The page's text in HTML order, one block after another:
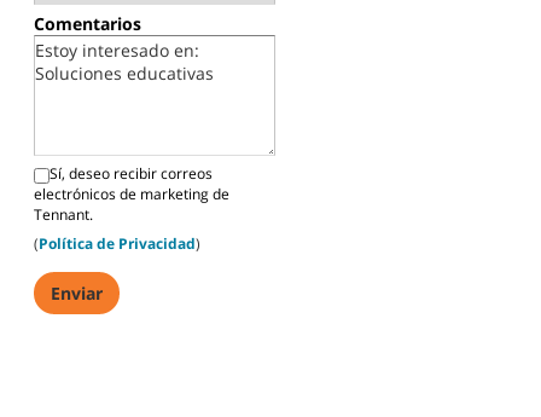
Comentarios
Sí, deseo recibir correos
electrónicos de marketing de
Tennant.
(Política de Privacidad)